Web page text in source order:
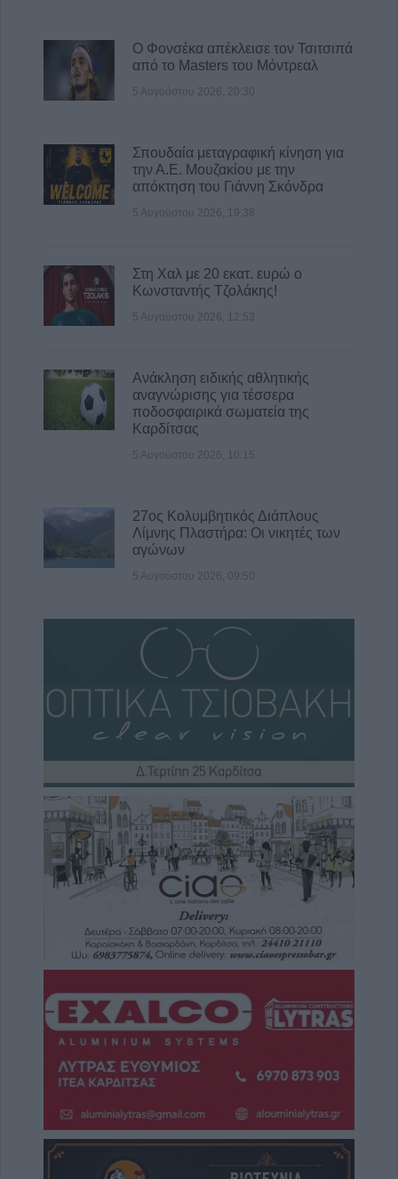
Γιαννούλης στον ΠΑΟΚ
6 Αυγούστου 2026, 13:45
Ο Φονσέκα απέκλεισε τον Τσιτσιπά
από το Masters του Μόντρεαλ
5 Αυγούστου 2026, 20:30
Σπουδαία μεταγραφική κίνηση για
την Α.Ε. Μουζακίου με την
απόκτηση του Γιάννη Σκόνδρα
5 Αυγούστου 2026, 19:38
Στη Χαλ με 20 εκατ. ευρώ ο
Κωνσταντής Τζολάκης!
5 Αυγούστου 2026, 12:53
Ανάκληση ειδικής αθλητικής
αναγνώρισης για τέσσερα
ποδοσφαιρικά σωματεία της
Καρδίτσας
5 Αυγούστου 2026, 10:15
27ος Κολυμβητικός Διάπλους
Λίμνης Πλαστήρα: Οι νικητές των
αγώνων
5 Αυγούστου 2026, 09:50